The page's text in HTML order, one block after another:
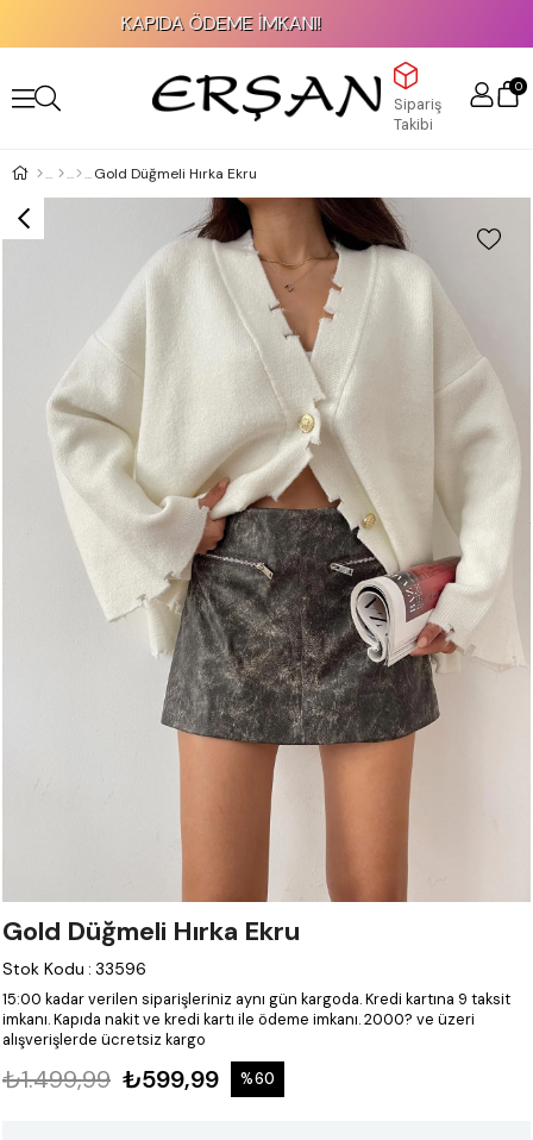
KAPIDA ÖDEME İMKANI!
Sipariş
Takibi
0
Gold Düğmeli Hırka Ekru
Gold Düğmeli Hırka Ekru
Stok Kodu : 33596
15:00 kadar verilen siparişleriniz aynı gün kargoda.Kredi kartına 9 taksit
imkanı.Kapıda nakit ve kredi kartı ile ödeme imkanı.2000? ve üzeri
alışverişlerde ücretsiz kargo
₺1.499,99 ₺599,99 %60